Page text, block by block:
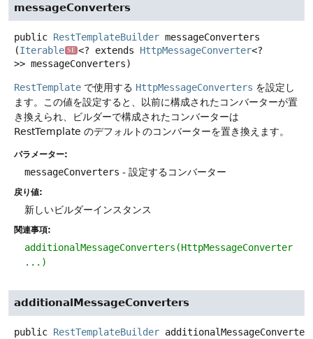
messageConverters
public RestTemplateBuilder messageConverters
(Iterable SE <? extends HttpMessageConverter<?
>> messageConverters)
RestTemplate で使用する HttpMessageConverters を設定し
ます。この値を設定すると、以前に構成されたコンバーターが置
き換えられ、ビルダーで構成されたコンバーターは
RestTemplate のデフォルトのコンバーターを置き換えます。
パラメーター:
messageConverters - 設定するコンバーター
戻り値:
新しいビルダーインスタンス
関連事項:
additionalMessageConverters(HttpMessageConverter
...)
additionalMessageConverters
public RestTemplateBuilder